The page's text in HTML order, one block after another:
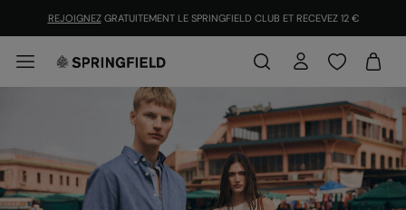
REJOIGNEZGRATUITEMENT LE SPRINGFIELD CLUB ET RECEVEZ 12 €